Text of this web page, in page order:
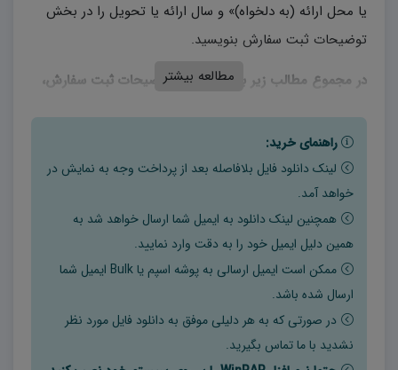
یا محل ارائه (به دلخواه)» و سال ارائه یا تحویل را در بخش
توضیحات ثبت سفارش بنویسید.
در مجموع مطالب زیر باید در بخش توضیحات ثبت سفارش،
– موضوع
– نام و نام خانوادگی
– نام اساتید یا محل ارائه (به دلخواه)
– سال ارائه یا تحویل پاورپوینت
– مطالبی که در نظر دارید در پاورپوینت شما استفاده شوند
– تعداد اسلایدها
مطالعه بیشتر
راهنمای خرید:
لینک دانلود فایل بلافاصله بعد از پرداخت وجه به نمایش در
خواهد آمد.
همچنین لینک دانلود به ایمیل شما ارسال خواهد شد به
همین دلیل ایمیل خود را به دقت وارد نمایید.
ممکن است ایمیل ارسالی به پوشه اسپم یا Bulk ایمیل شما
ارسال شده باشد.
در صورتی که به هر دلیلی موفق به دانلود فایل مورد نظر
نشدید با ما تماس بگیرید.